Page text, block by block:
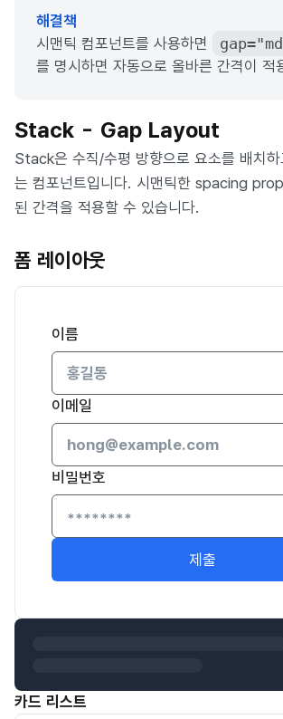
해결책
시맨틱 컴포넌트를 사용하면
를 명시하면 자동으로 올바른 간격이 적
Stack - Gap Layout
Stack은 수직/수평 방향으로 요소를 배치
는 컴포넌트입니다. 시맨틱한 spacing
된 간격을 적용할 수 있습니다.
폼 레이아웃
이름
이메일
비밀번호
제출
카드 리스트